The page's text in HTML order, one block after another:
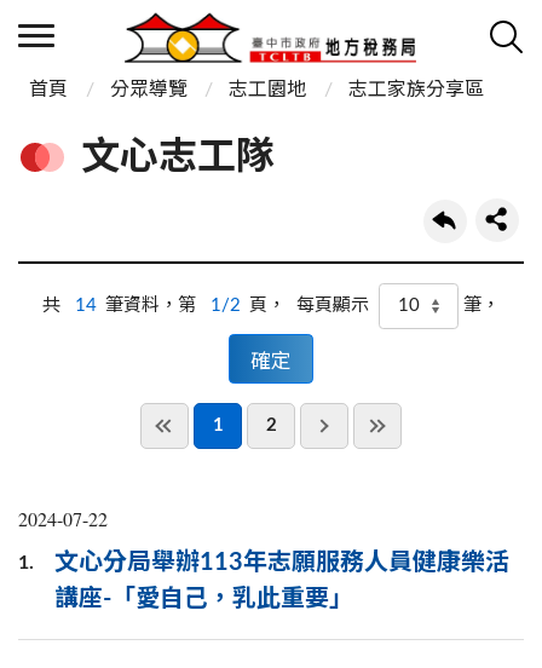
首頁 分眾導覽 志工園地 志工家族分享區
文心志工隊
共 14 筆資料，第 1/2 頁， 每頁顯示 筆，
1 2
2024-07-22
1.
文心分局舉辦113年志願服務人員健康樂活
講座-「愛自己，乳此重要」